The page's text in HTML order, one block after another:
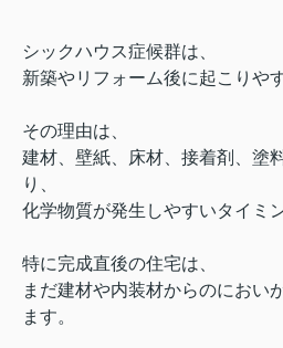
シックハウス症候群は、
新築やリフォーム後に起こりや
その理由は、
建材、壁紙、床材、接着剤、塗
り、
化学物質が発生しやすいタイミ
特に完成直後の住宅は、
まだ建材や内装材からのにおい
ます。